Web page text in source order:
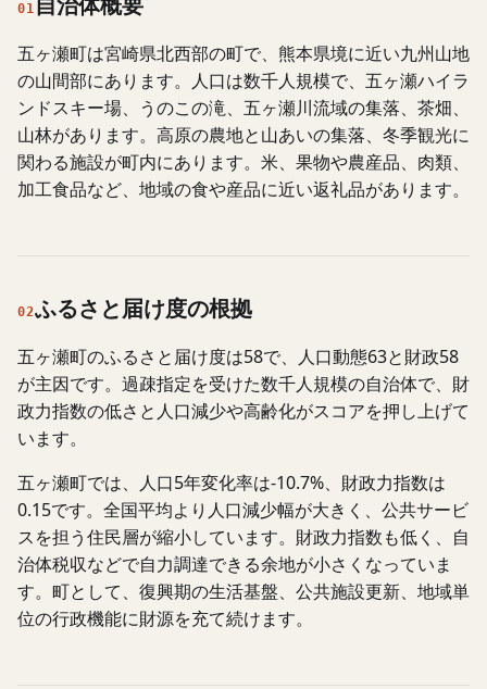
01
五ヶ瀬町は宮崎県北西部の町で、熊本県境に近い九州山地
の山間部にあります。人口は数千人規模で、五ヶ瀬ハイラ
ンドスキー場、うのこの滝、五ヶ瀬川流域の集落、茶畑、
山林があります。高原の農地と山あいの集落、冬季観光に
関わる施設が町内にあります。米、果物や農産品、肉類、
加工食品など、地域の食や産品に近い返礼品があります。
02ふるさと届け度の根拠
五ヶ瀬町のふるさと届け度は58で、人口動態63と財政58
が主因です。過疎指定を受けた数千人規模の自治体で、財
政力指数の低さと人口減少や高齢化がスコアを押し上げて
います。
五ヶ瀬町では、人口5年変化率は-10.7%、財政力指数は
0.15です。全国平均より人口減少幅が大きく、公共サービ
スを担う住民層が縮小しています。財政力指数も低く、自
治体税収などで自力調達できる余地が小さくなっていま
す。町として、復興期の生活基盤、公共施設更新、地域単
位の行政機能に財源を充て続けます。